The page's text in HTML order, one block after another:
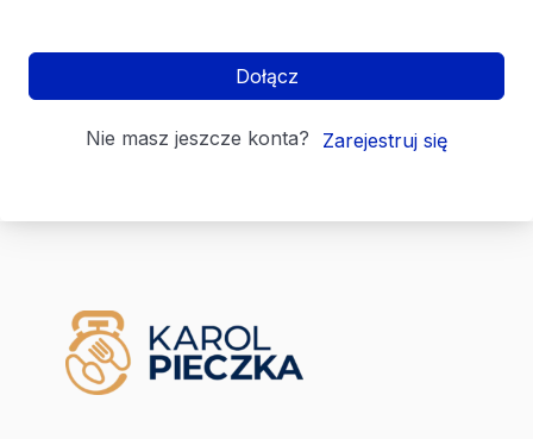
Dołącz
Nie masz jeszcze konta? Zarejestruj się